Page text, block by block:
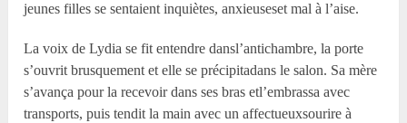
jeunes filles se sentaient inquiètes, anxieuseset mal à l’aise.
La voix de Lydia se fit entendre dansl’antichambre, la porte
s’ouvrit brusquement et elle se précipitadans le salon. Sa mère
s’avança pour la recevoir dans ses bras etl’embrassa avec
transports, puis tendit la main avec un affectueuxsourire à